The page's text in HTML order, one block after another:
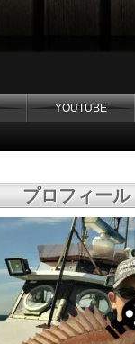
YOUTUBE
プロフィール